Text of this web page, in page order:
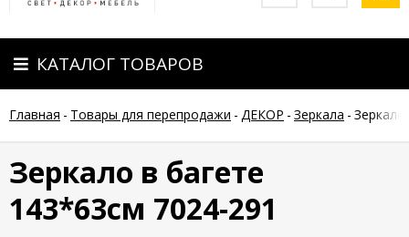
Оплата
Доставка
Гарантия
возврат
Новости
КАТАЛОГ ТОВАРОВ
Главная - Товары для перепродажи - ДЕКОР - Зеркала -
Зеркало в багете
143*63см 7024-291